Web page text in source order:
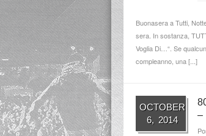
Buonasera a Tutti,
sera. In sostanza,
Voglia Di…“. Se
compleanno, una [...]
OCTOBER
6, 2014
–